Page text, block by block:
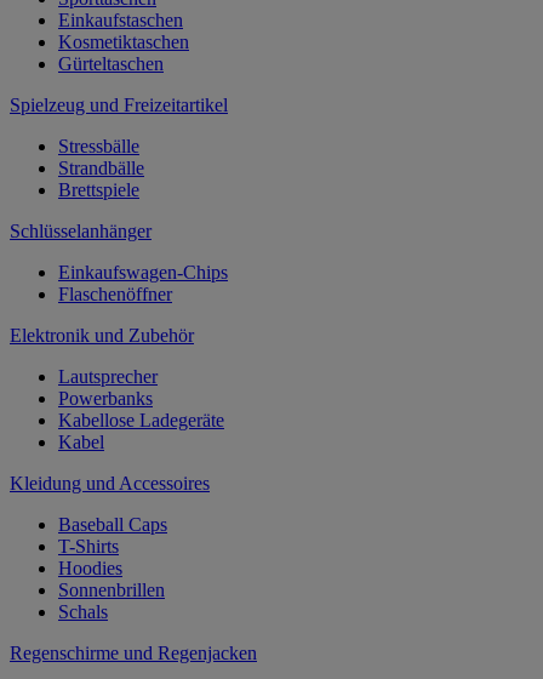
Einkaufstaschen
Kosmetiktaschen
Gürteltaschen
Spielzeug und Freizeitartikel
Stressbälle
Strandbälle
Brettspiele
Schlüsselanhänger
Einkaufswagen-Chips
Flaschenöffner
Elektronik und Zubehör
Lautsprecher
Powerbanks
Kabellose Ladegeräte
Kabel
Kleidung und Accessoires
Baseball Caps
T-Shirts
Hoodies
Sonnenbrillen
Schals
Regenschirme und Regenjacken